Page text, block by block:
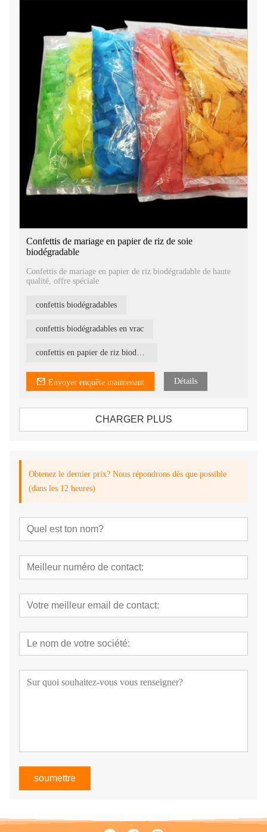
Confettis de mariage en papier de riz de soie
biodégradable
Confettis de mariage en papier de riz biodégradable de haute
qualité, offre spéciale
confettis biodégradables
confettis biodégradables en vrac
confettis en papier de riz biodégradables
Envoyer enquête maintenant Détails
CHARGER PLUS
Obtenez le dernier prix? Nous répondrons dès que possible
(dans les 12 heures)
soumettre